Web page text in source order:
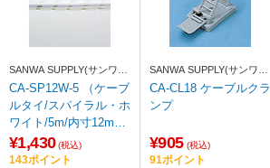
SANWA SUPPLY(サンワサ
プライ)
CA-SP12W-5 （ケーブ
ルタイ/スパイラル・ホ
ワイト/5m/内寸12m
m）
¥1,430 (税込)
143ポイント
SANWA SUPPLY(サンワサ
プライ)
CA-CL18 ケーブルクラ
ンプ
¥905 (税込)
91ポイント